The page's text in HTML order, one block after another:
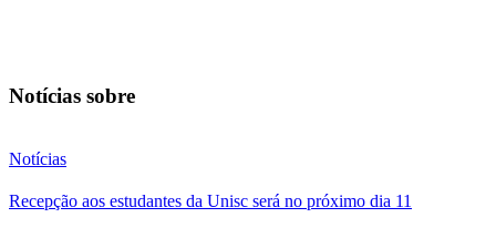
Notícias sobre
Notícias
Recepção aos estudantes da Unisc será no próximo dia 11